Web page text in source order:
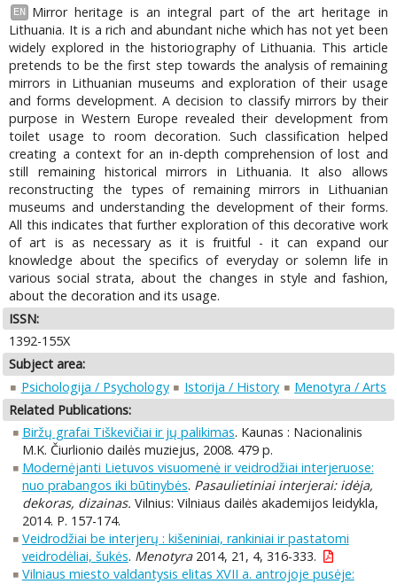
EN
Mirror heritage is an integral part of the art heritage in
Lithuania. It is a rich and abundant niche which has not yet been
widely explored in the historiography of Lithuania. This article
pretends to be the first step towards the analysis of re­maining
mirrors in Lithuanian museums and exploration of their usage
and forms development. A decision to classify mirrors by their
purpose in Western Europe revealed their development from
toilet usage to room decoration. Such classification helped
creating a context for an in-depth comprehension of lost and
still remaining historical mirrors in Lithuania. It also allows
reconstructing the types of remaining mirrors in Lithuanian
museums and understanding the development of their forms.
All this indicates that further exploration of this decorative work
of art is as necessary as it is fruitful - it can expand our
knowledge about the specifics of everyday or solemn life in
various social strata, about the changes in style and fashion,
about the decoration and its usage.
ISSN:
1392-155X
Subject area:
Psichologija / Psychology
Istorija / History
Menotyra / Arts
Related Publications:
Biržų grafai Tiškevičiai ir jų palikimas. Kaunas : Nacionalinis
M.K. Čiurlionio dailės muziejus, 2008. 479 p.
Modernėjanti Lietuvos visuomenė ir veidrodžiai interjeruose:
nuo prabangos iki būtinybės. Pasaulietiniai interjerai: idėja,
dekoras, dizainas. Vilnius: Vilniaus dailės akademijos leidykla,
2014. P. 157-174.
Veidrodžiai be interjerų : kišeniniai, rankiniai ir pastatomi
veidrodėliai, šukės. Menotyra2014, 21, 4, 316-333.
Vilniaus miesto valdantysis elitas XVII a. antrojoje pusėje: